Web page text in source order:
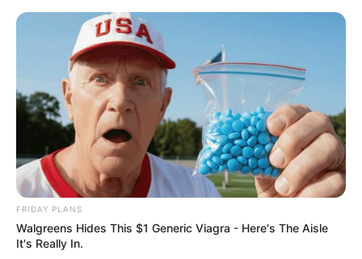
Painel de Boas-Vindas para
Escola: 25 Ideias para Volta às
Aulas
FRIDAY PLANS
Walgreens Hides This $1 Generic Viagra - Here's The Aisle
It's Really In.